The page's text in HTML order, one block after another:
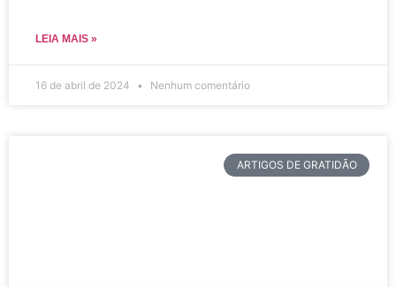
LEIA MAIS »
16 de abril de 2024 Nenhum comentário
ARTIGOS DE GRATIDÃO